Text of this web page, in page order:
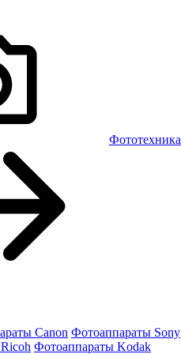
Фототехника
Canon Фотоаппараты Sony
Фотоаппараты Kodak